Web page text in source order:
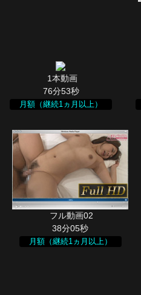
76分53秒
月額（継続1ヵ月以上）
38分05秒
月額（継続1ヵ月以上）